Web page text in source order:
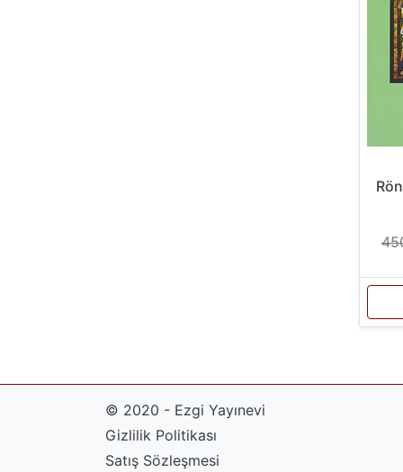
© 2020 - Ezgi Yayınevi
Gizlilik Politikası
Satış Sözleşmesi